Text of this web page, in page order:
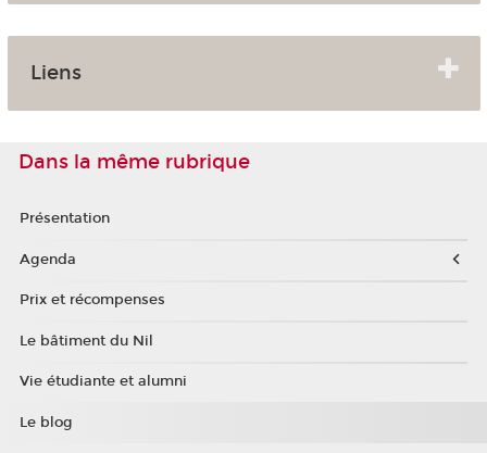
Liens
Dans la même rubrique
Présentation
Agenda
Prix et récompenses
Le bâtiment du Nil
Vie étudiante et alumni
Le blog